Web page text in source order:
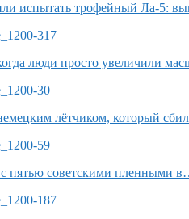
испытать трофейный Ла-5:
люди просто увеличили
лётчиком, который
с пятью советскими пленными